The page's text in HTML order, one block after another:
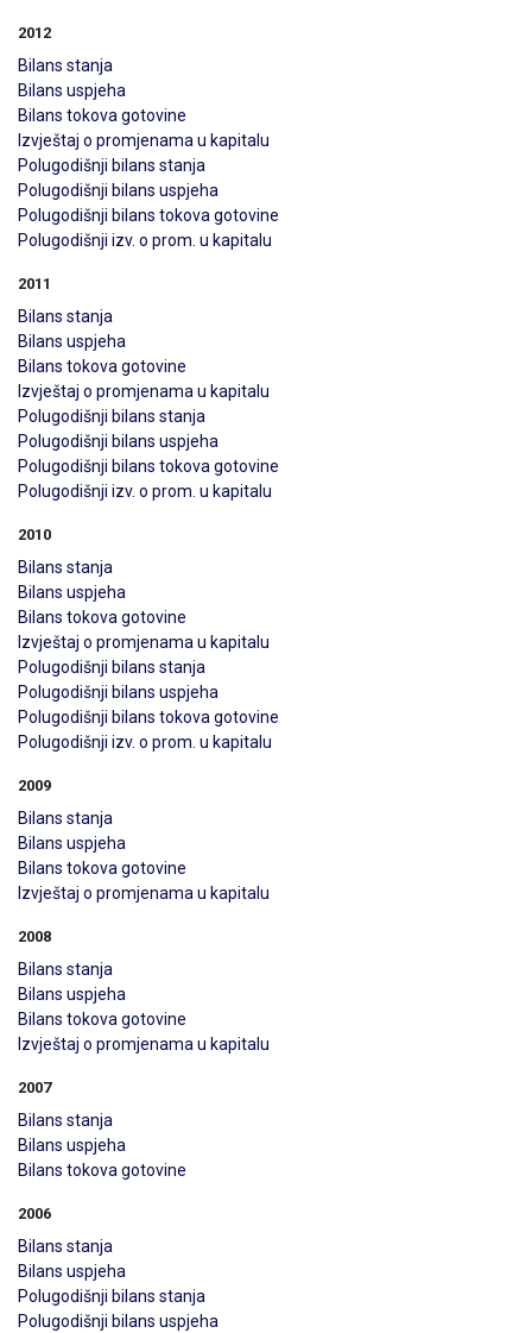
2012
Bilans stanja
Bilans uspjeha
Bilans tokova gotovine
Izvještaj o promjenama u kapitalu
Polugodišnji bilans stanja
Polugodišnji bilans uspjeha
Polugodišnji bilans tokova gotovine
Polugodišnji izv. o prom. u kapitalu
2011
Bilans stanja
Bilans uspjeha
Bilans tokova gotovine
Izvještaj o promjenama u kapitalu
Polugodišnji bilans stanja
Polugodišnji bilans uspjeha
Polugodišnji bilans tokova gotovine
Polugodišnji izv. o prom. u kapitalu
2010
Bilans stanja
Bilans uspjeha
Bilans tokova gotovine
Izvještaj o promjenama u kapitalu
Polugodišnji bilans stanja
Polugodišnji bilans uspjeha
Polugodišnji bilans tokova gotovine
Polugodišnji izv. o prom. u kapitalu
2009
Bilans stanja
Bilans uspjeha
Bilans tokova gotovine
Izvještaj o promjenama u kapitalu
2008
Bilans stanja
Bilans uspjeha
Bilans tokova gotovine
Izvještaj o promjenama u kapitalu
2007
Bilans stanja
Bilans uspjeha
Bilans tokova gotovine
2006
Bilans stanja
Bilans uspjeha
Polugodišnji bilans stanja
Polugodišnji bilans uspjeha